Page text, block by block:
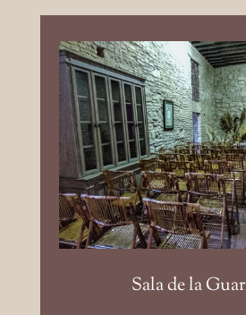
Sala de la
forma rectangular
Sala de la